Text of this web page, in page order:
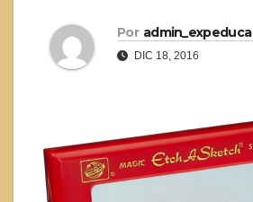
Por admin_expeduca
DIC 18, 2016